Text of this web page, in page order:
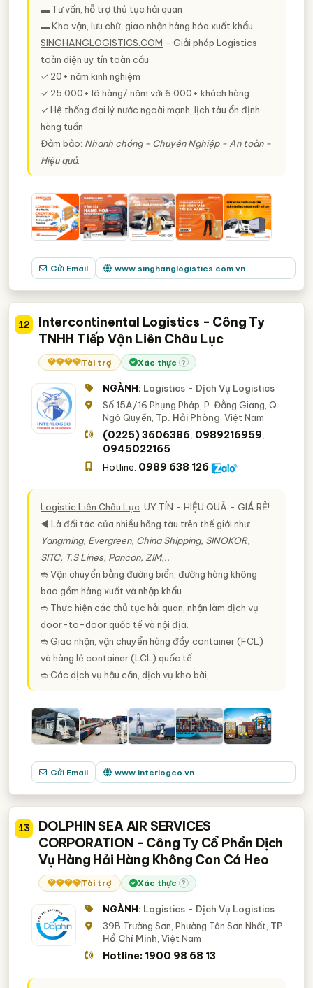
▬ Tư vấn, hỗ trợ thủ tục hải quan
▬ Kho vận, lưu chữ, giao nhận hàng hóa xuất khẩu
SINGHANGLOGISTICS.COM - Giải pháp Logistics
toàn diện uy tín toàn cầu
✓ 20+ năm kinh nghiệm
✓ 25.000+ lô hàng/ năm với 6.000+ khách hàng
✓ Hệ thống đại lý nước ngoài mạnh, lịch tàu ổn định
hàng tuần
Đảm bảo: Nhanh chóng - Chuyên Nghiệp - An toàn -
Hiệu quả.
Gửi Email www.singhanglogistics.com.vn
12
Intercontinental Logistics - Công Ty
TNHH Tiếp Vận Liên Châu Lục
Tài trợ Xác thực ?
NGÀNH: Logistics - Dịch Vụ Logistics
Số 15A/16 Phụng Pháp, P. Đằng Giang, Q.
Ngô Quyền, Tp. Hải Phòng, Việt Nam
(0225) 3606386, 0989216959,
0945022165
Hotline: 0989 638 126
Logistic Liên Châu Lục: UY TÍN - HIỆU QUẢ - GIÁ RẺ!
◄ Là đối tác của nhiều hãng tàu trên thế giới như:
Yangming, Evergreen, China Shipping, SINOKOR,
SITC, T.S Lines, Pancon, ZIM,..
➬ Vận chuyển bằng đường biển, đường hàng không
bao gồm hàng xuất và nhập khẩu.
➬ Thực hiện các thủ tục hải quan, nhận làm dịch vụ
door-to-door quốc tế và nội địa.
➬ Giao nhận, vận chuyển hàng đầy container (FCL)
và hàng lẻ container (LCL) quốc tế.
➬ Các dịch vụ hậu cần, dịch vụ kho bãi,..
Gửi Email www.interlogco.vn
13
DOLPHIN SEA AIR SERVICES
CORPORATION - Công Ty Cổ Phần Dịch
Vụ Hàng Hải Hàng Không Con Cá Heo
Tài trợ Xác thực ?
NGÀNH: Logistics - Dịch Vụ Logistics
39B Trường Sơn, Phường Tân Sơn Nhất, TP.
Hồ Chí Minh , Việt Nam
Hotline: 1900 98 68 13